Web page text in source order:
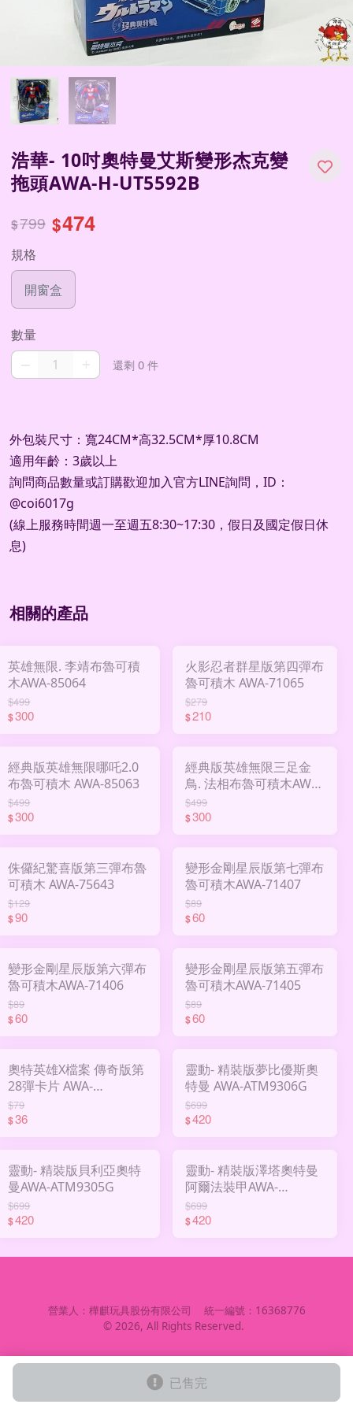
浩華- 10吋奧特曼艾斯變形杰克變
拖頭AWA-H-UT5592B
$799 $474
規格
開窗盒
數量
還剩 0 件
已售完
外包裝尺寸：寬24CM*高32.5CM*厚10.8CM
適用年齡：3歲以上
詢問商品數量或訂購歡迎加入官方LINE詢問， ID ：
@coi6017g
(線上服務時間週一至週五8:30~17:30 ，假日及國定假日休
息)
相關的產品
英雄無限. 李靖布魯可積
木AWA-85064
$499
$300
火影忍者群星版第四彈布
魯可積木 AWA-71065
$279
$210
經典版英雄無限哪吒2.0
布魯可積木 AWA-85063
$499
$300
經典版英雄無限三足金
鳥. 法相布魯可積木AWA-
85014
$499
$300
侏儸紀驚喜版第三彈布魯
可積木 AWA-75643
$129
$90
變形金剛星辰版第七彈布
魯可積木AWA-71407
$89
$60
變形金剛星辰版第六彈布
魯可積木AWA-71406
$89
$60
變形金剛星辰版第五彈布
魯可積木AWA-71405
$89
$60
奧特英雄X檔案 傳奇版第
28彈卡片 AWA-
UTMSCF028
$79
$36
靈動- 精裝版夢比優斯奧
特曼 AWA-ATM9306G
$699
$420
靈動- 精裝版貝利亞奧特
曼AWA-ATM9305G
$699
$420
靈動- 精裝版澤塔奧特曼
阿爾法裝甲AWA-
ATM9304G
$699
$420
營業人： 樺麒玩具股份有限公司 統一編號： 16368776
© 2026, All Rights Reserved.